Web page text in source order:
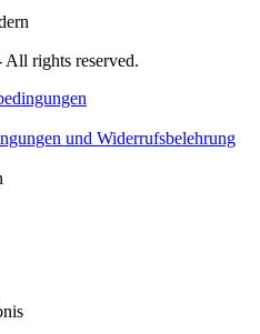
All rights reserved.
und Widerrufsbelehrung